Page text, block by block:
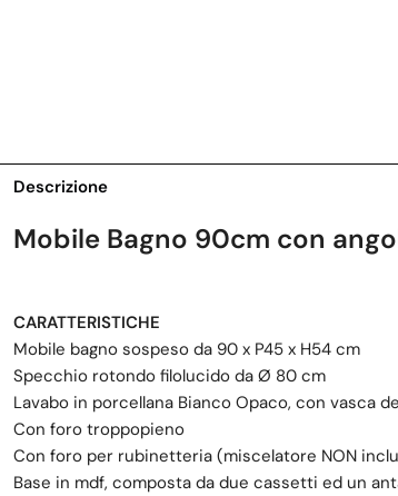
Descrizione
Mobile Bagno 90cm con
CARATTERISTICHE
Mobile bagno sospeso da 90 x P45 x H54 cm
Specchio rotondo filolucido da Ø 80 cm
Lavabo in porcellana Bianco Opaco, con vasca
Con foro troppopieno
Con foro per rubinetteria (miscelatore NON
Base in mdf, composta da due cassetti ed un